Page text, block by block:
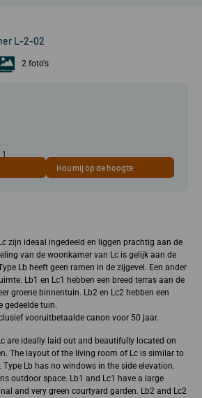
L-2-02
2 foto's
1
Hou mij op de hoogte
zijn ideaal ingedeeld en liggen prachtig aan de
van de woonkamer van Lc is gelijk aan de
Lb heeft geen ramen in de zijgevel. Een ander
Lb1 en Lc1 hebben een breed terras aan de
groene binnentuin. Lb2 en Lc2 hebben een
gedeelde tuin.
vooruitbetaalde canon voor 50 jaar.
are ideally laid out and beautifully located on
The layout of the living room of Lc is similar to
Lb has no windows in the side elevation.
outdoor space. Lb1 and Lc1 have a large
and very green courtyard garden. Lb2 and Lc2